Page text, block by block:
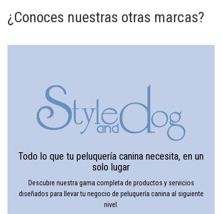
¿Conoces nuestras otras marcas?
Todo lo que tu peluquería canina necesita, en un
solo lugar
Descubre nuestra gama completa de productos y servicios
diseñados para llevar tu negocio de peluquería canina al siguiente
nivel.